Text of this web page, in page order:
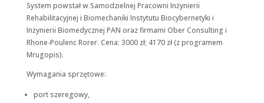
System powstał w Samodzielnej Pracowni Inżynierii
Rehabilitacyjnej i Biomechaniki Instytutu Biocybernetyki i
Inżynierii Biomedycznej PAN oraz firmami Ober Consulting i
Rhone-Poulenc Rorer. Cena: 3000 zł; 4170 zł (z programem
Mrugopis).
Wymagania sprzętowe:
port szeregowy,